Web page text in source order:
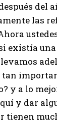
del
las
existía
y a lo
y dar
tienen